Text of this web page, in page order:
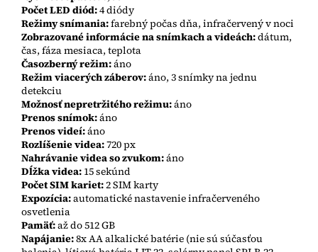
Počet LED diód:4 diódy
Režimy snímania:farebný počas dňa, infračervený v noci
Zobrazované informácie na snímkach a videách:dátum,
čas, fáza mesiaca, teplota
Časozberný režim:áno
Režim viacerých záberov:áno, 3 snímky na jednu
detekciu
Možnosť nepretržitého režimu:áno
Prenos snímok:áno
Prenos videí:áno
Rozlíšenie videa:720 px
Nahrávanie videa so zvukom:áno
Dĺžka videa: 15 sekúnd
Počet SIM kariet:2 SIM karty
Expozícia:automatické nastavenie infračerveného
osvetlenia
Pamäť:až do 512 GB
Napájanie:8x AA alkalické batérie (nie sú súčasťou